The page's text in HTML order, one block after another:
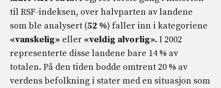
til RSF-indeksen, over halvparten av landene
som ble analysert (52 %) faller inn i kategoriene
«vanskelig» eller «veldig alvorlig». I 2002
representerte disse landene bare 14 % av
totalen. På den tiden bodde omtrent 20 % av
verdens befolkning i stater med en situasjon som